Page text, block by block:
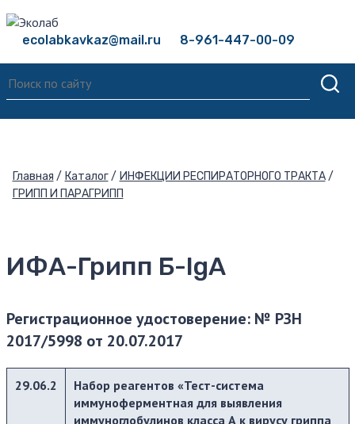
ecolabkavkaz@mail.ru 8-961-447-00-09
Главная Каталог
ИНФЕКЦИИ РЕСПИРАТОРНОГО ТРАКТА
ГРИПП И ПАРАГРИПП
ИФА-Грипп Б-IgA
Регистрационное удостоверение: № РЗН
2017/5998 от 20.07.2017
29.06.2
Набор реагентов «Тест-система
иммуноферментная для выявления
иммуноглобулинов класса А к вирусу гриппа